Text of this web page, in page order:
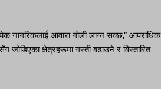
नागरिकलाई आवारा गोली लाग्न सक्छ,” आपराधिक
जोडिएका क्षेत्रहरूमा गस्ती बढाउने र विस्तारित